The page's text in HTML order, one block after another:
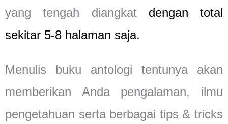
yang tengah diangkat dengan total
sekitar 5-8 halaman saja.
Menulis buku antologi tentunya akan
memberikan Anda pengalaman, ilmu
pengetahuan serta berbagai tips & tricks